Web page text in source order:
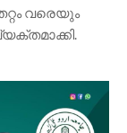
വരെയും